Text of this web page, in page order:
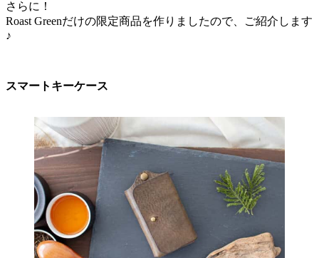
さらに！
Roast Greenだけの限定商品を作りましたので、ご紹介します
♪
スマートキーケース